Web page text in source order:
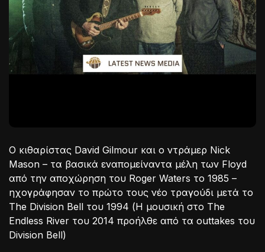
Ο κιθαρίστας David Gilmour και ο ντράμερ Nick
Mason – τα βασικά εναπομείναντα μέλη των Floyd
από την αποχώρηση του Roger Waters το 1985 –
ηχογράφησαν το πρώτο τους νέο τραγούδι μετά το
The Division Bell του 1994 (Η μουσική στο The
Endless River του 2014 προήλθε από τα outtakes του
Division Bell)